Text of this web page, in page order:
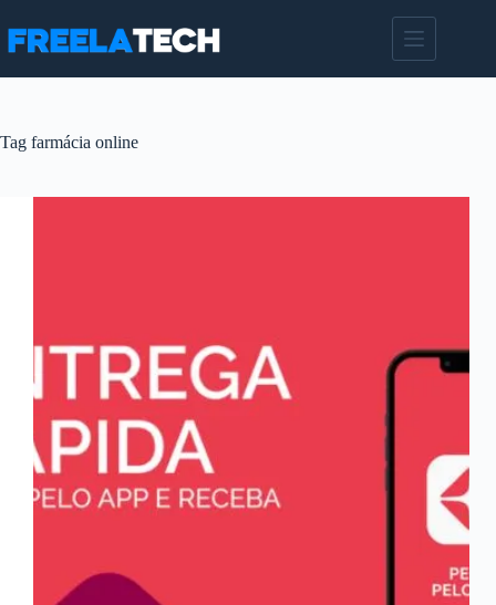
para
Tag farmácia online